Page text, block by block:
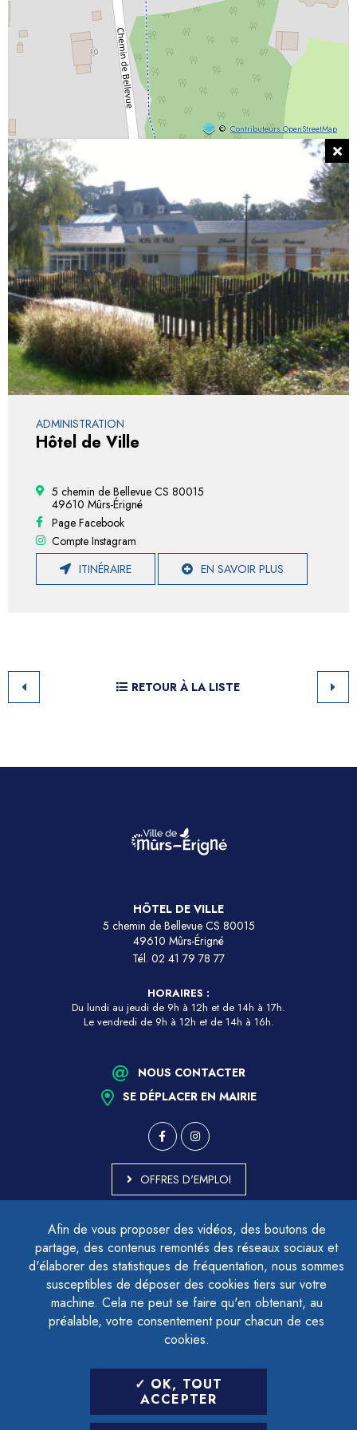
Afin de vous proposer des vidéos, des boutons de
partage, des contenus remontés des réseaux sociaux et
d'élaborer des statistiques de fréquentation, nous sommes
susceptibles de déposer des cookies tiers sur votre
machine. Cela ne peut se faire qu'en obtenant, au
préalable, votre consentement pour chacun de ces
cookies.
OK, TOUT
ACCEPTER
© Contributeurs OpenStreetMap
ADMINISTRATION
Hôtel de Ville
5 chemin de Bellevue CS 80015
49610 Mûrs-Érigné
Page Facebook
Compte Instagram
ITINÉRAIRE
EN SAVOIR PLUS
RETOUR À LA LISTE
HÔTEL DE VILLE
5 chemin de Bellevue CS 80015
49610 Mûrs-Érigné
Tél. 02 41 79 78 77
HORAIRES :
Du lundi au jeudi de 9h à 12h et de 14h à 17h.
Le vendredi de 9h à 12h et de 14h à 16h.
NOUS CONTACTER
SE DÉPLACER EN MAIRIE
OFFRES D'EMPLOI
ACCESSIBILITÉ - PARTIELLEMENT CONFORME
PLAN DU SITE
MENTIONS LÉGALES
CONTACTER LE DÉLÉGUÉ À LA PROTECTION DES DONNÉES
GESTION DES COOKIES
LETTRE D'INFORMATION
SAISIR VOTRE ADRESSE E-MAIL
POUR VOUS INSCRIRE :